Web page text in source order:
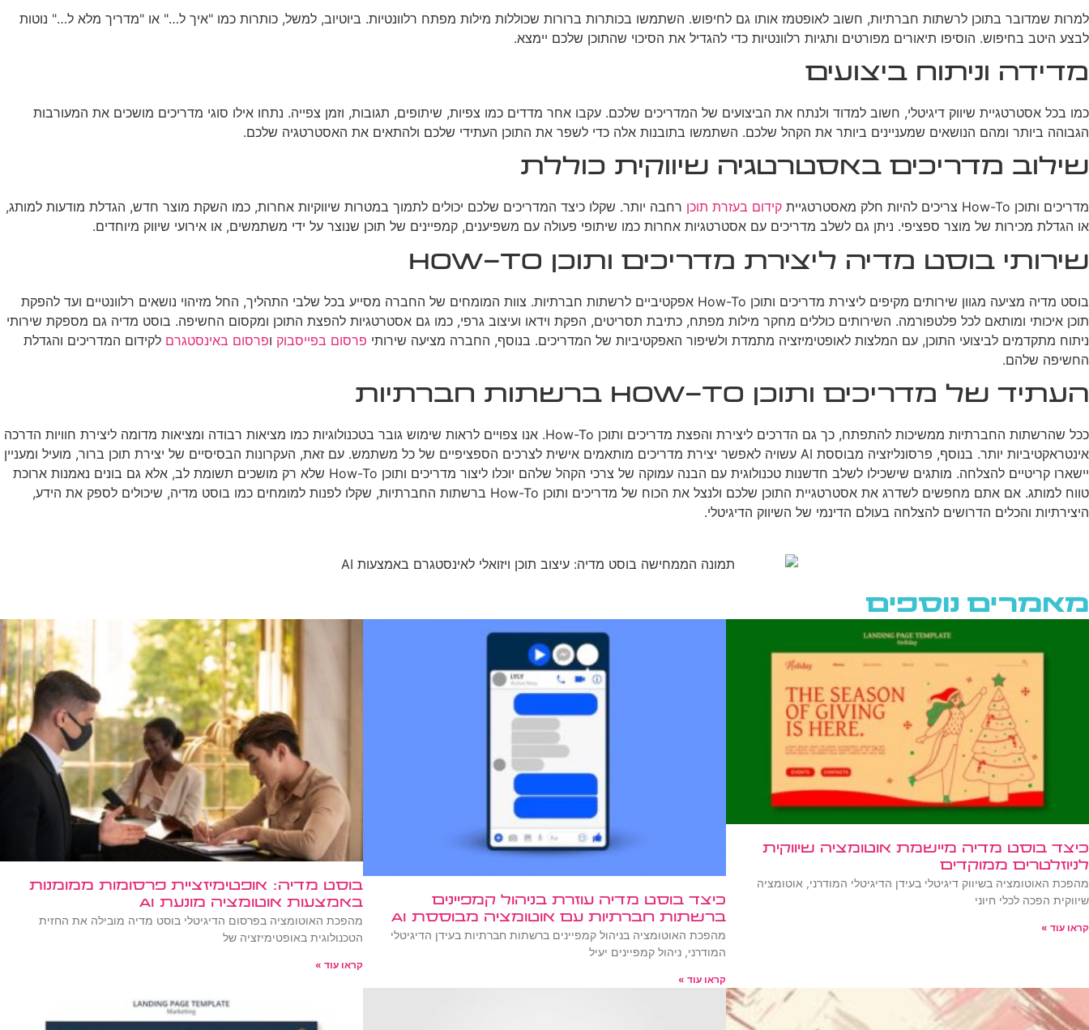
למרות שמדובר בתוכן לרשתות חברתיות, חשוב לאופטמז אותו גם לחיפוש. השתמשו בכותרות ברורות שכוללות מילות מפתח רלוונטיות. ביוטיוב, למשל, כותרות כמו "איך ל…" או "מדריך מלא ל…" נוטות
לבצע היטב בחיפוש. הוסיפו תיאורים מפורטים ותגיות רלוונטיות כדי להגדיל את הסיכוי שהתוכן שלכם יימצא.
מדידה וניתוח ביצועים
כמו בכל אסטרטגיית שיווק דיגיטלי, חשוב למדוד ולנתח את הביצועים של המדריכים שלכם. עקבו אחר מדדים כמו צפיות, שיתופים, תגובות, וזמן צפייה. נתחו אילו סוגי מדריכים מושכים את המעורבות
הגבוהה ביותר ומהם הנושאים שמעניינים ביותר את הקהל שלכם. השתמשו בתובנות אלה כדי לשפר את התוכן העתידי שלכם ולהתאים את האסטרטגיה שלכם.
שילוב מדריכים באסטרטגיה שיווקית כוללת
מדריכים ותוכן How-To צריכים להיות חלק מאסטרטגיית קידום בעזרת תוכן רחבה יותר. שקלו כיצד המדריכים שלכם יכולים לתמוך במטרות שיווקיות אחרות, כמו השקת מוצר חדש, הגדלת מודעות למותג,
או הגדלת מכירות של מוצר ספציפי. ניתן גם לשלב מדריכים עם אסטרטגיות אחרות כמו שיתופי פעולה עם משפיענים, קמפיינים של תוכן שנוצר על ידי משתמשים, או אירועי שיווק מיוחדים.
שירותי בוסט מדיה ליצירת מדריכים ותוכן How-To
בוסט מדיה מציעה מגוון שירותים מקיפים ליצירת מדריכים ותוכן How-To אפקטיביים לרשתות חברתיות. צוות המומחים של החברה מסייע בכל שלבי התהליך, החל מזיהוי נושאים רלוונטיים ועד להפקת
תוכן איכותי ומותאם לכל פלטפורמה. השירותים כוללים מחקר מילות מפתח, כתיבת תסריטים, הפקת וידאו ועיצוב גרפי, כמו גם אסטרטגיות להפצת התוכן ומקסום החשיפה. בוסט מדיה גם מספקת שירותי
ניתוח מתקדמים לביצועי התוכן, עם המלצות לאופטימיזציה מתמדת ולשיפור האפקטיביות של המדריכים. בנוסף, החברה מציעה שירותי פרסום בפייסבוק ופרסום באינסטגרם לקידום המדריכים והגדלת
החשיפה שלהם.
העתיד של מדריכים ותוכן How-To ברשתות חברתיות
ככל שהרשתות החברתיות ממשיכות להתפתח, כך גם הדרכים ליצירת והפצת מדריכים ותוכן How-To. אנו צפויים לראות שימוש גובר בטכנולוגיות כמו מציאות רבודה ומציאות מדומה ליצירת חוויות הדרכה
אינטראקטיביות יותר. בנוסף, פרסונליזציה מבוססת AI עשויה לאפשר יצירת מדריכים מותאמים אישית לצרכים הספציפיים של כל משתמש. עם זאת, העקרונות הבסיסיים של יצירת תוכן ברור, מועיל ומעניין
יישארו קריטיים להצלחה. מותגים שישכילו לשלב חדשנות טכנולוגית עם הבנה עמוקה של צרכי הקהל שלהם יוכלו ליצור מדריכים ותוכן How-To שלא רק מושכים תשומת לב, אלא גם בונים נאמנות ארוכת
טווח למותג. אם אתם מחפשים לשדרג את אסטרטגיית התוכן שלכם ולנצל את הכוח של מדריכים ותוכן How-To ברשתות החברתיות, שקלו לפנות למומחים כמו בוסט מדיה, שיכולים לספק את הידע,
היצירתיות והכלים הדרושים להצלחה בעולם הדינמי של השיווק הדיגיטלי.
מאמרים נוספים
כיצד בוסט מדיה מיישמת אוטומציה שיווקית
לניוזלטרים ממוקדים
מהפכת האוטומציה בשיווק דיגיטלי בעידן הדיגיטלי המודרני, אוטומציה
שיווקית הפכה לכלי חיוני
קראו עוד »
כיצד בוסט מדיה עוזרת בניהול קמפיינים
ברשתות חברתיות עם אוטומציה מבוססת AI
מהפכת האוטומציה בניהול קמפיינים ברשתות חברתיות בעידן הדיגיטלי
המודרני, ניהול קמפיינים יעיל
קראו עוד »
בוסט מדיה: אופטימיזציית פרסומות ממומנות
באמצעות אוטומציה מונעת AI
מהפכת האוטומציה בפרסום הדיגיטלי בוסט מדיה מובילה את החזית
הטכנולוגית באופטימיזציה של
קראו עוד »